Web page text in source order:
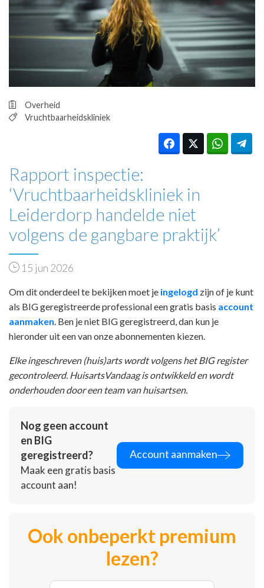
PRAKTIJKZAKEN
TARIEVEN
VPHUISARTSEN
MEDISCHE VAKHANDEL
INLOGGEN
REGISTRATIE
Overheid
Vruchtbaarheidskliniek
Rapport inspectie:
‘Vruchtbaarheidskliniek in
Leiderdorp handelde niet
volgens de gangbare praktijk’
15 jun 2026
Om dit onderdeel te bekijken moet je ingelogd zijn of je kunt
als BIG geregistreerde professional een gratis basis account
aanmaken . Ben je niet BIG geregistreerd, dan kun je
hieronder uit een van onze abonnementen kiezen.
Elke ingeschreven (huis)arts wordt volgens het BIG register
gecontroleerd. HuisartsVandaag is ontwikkeld en wordt
onderhouden door een team van huisartsen.
Nog geen account
en BIG
geregistreerd?
Maak een gratis basis
account aan!
Account aanmaken
Ook onbeperkt premium
lezen?